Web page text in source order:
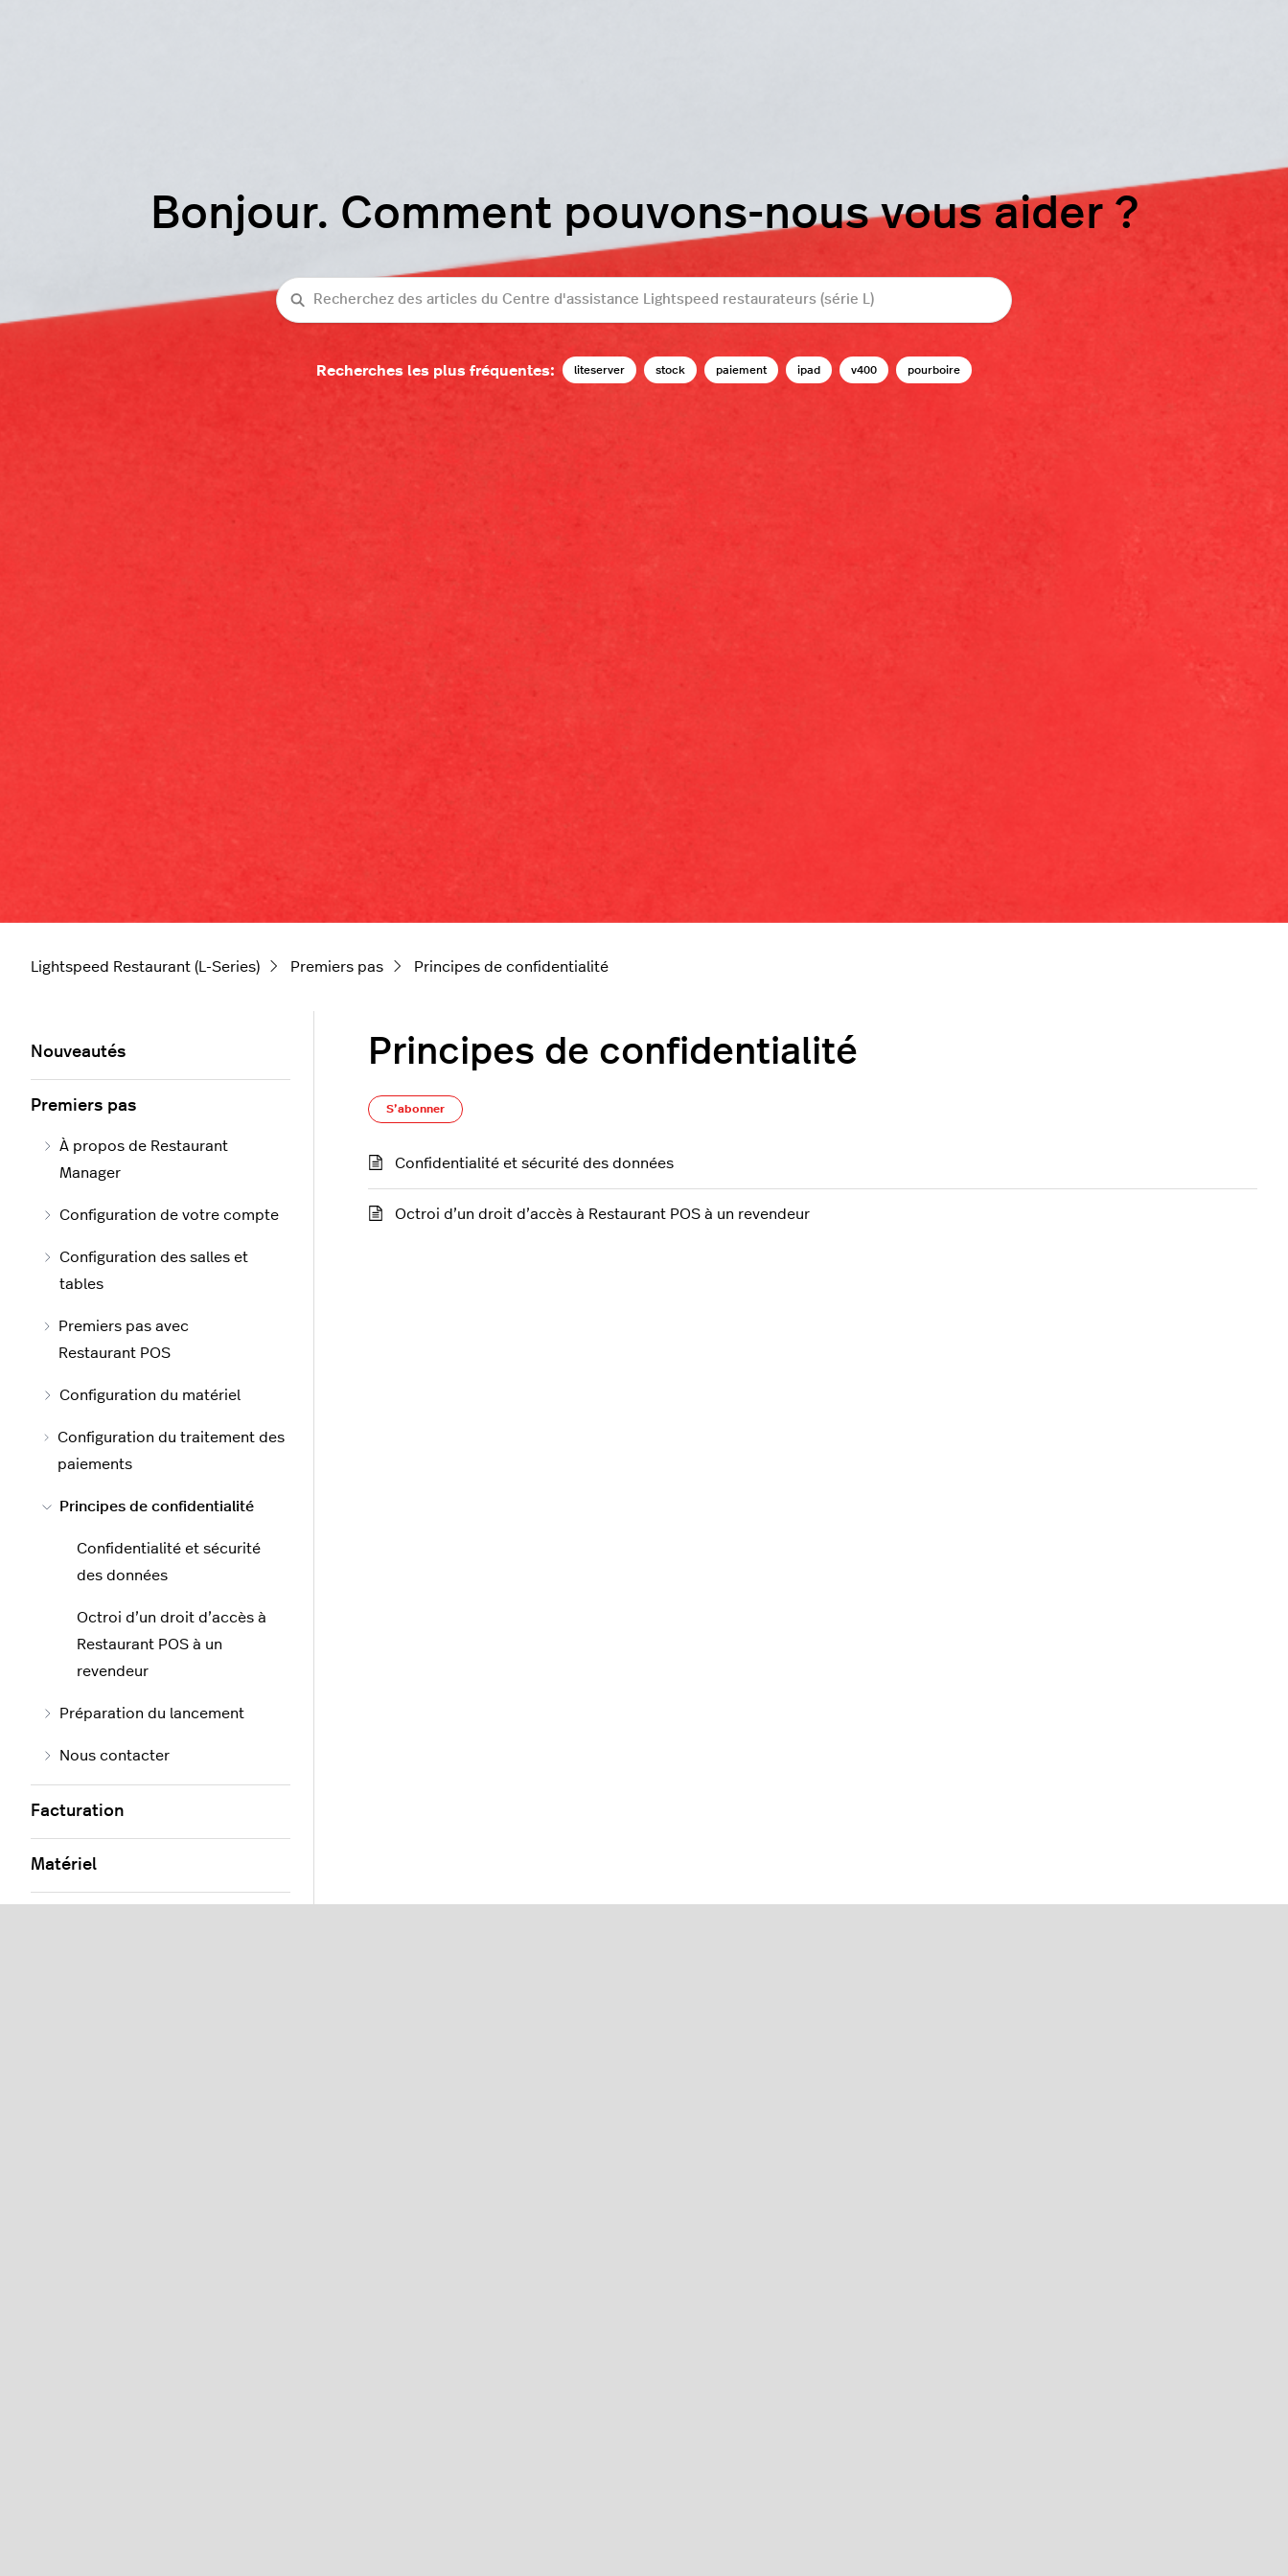
Bonjour. Comment pouvons-nous vous aider ?
Recherche
Recherches les plus fréquentes: liteserver stock paiement ipad v400 pourboire
Lightspeed Restaurant (L-Series) Premiers pas Principes de confidentialité
Principes de confidentialité
S’abonner
Confidentialité et sécurité des données
Octroi d’un droit d’accès à Restaurant POS à un revendeur
Nouveautés
Premiers pas
À propos de Restaurant
Manager
Configuration de votre compte
Configuration des salles et
tables
Premiers pas avec
Restaurant POS
Configuration du matériel
Configuration du traitement des
paiements
Principes de confidentialité
Confidentialité et sécurité
des données
Octroi d’un droit d’accès à
Restaurant POS à un
revendeur
Préparation du lancement
Nous contacter
Facturation
Matériel